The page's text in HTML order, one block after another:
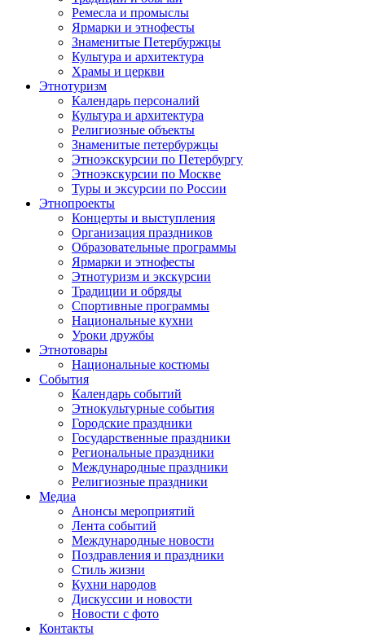
Ремесла и промыслы
Ярмарки и этнофесты
Знаменитые Петербуржцы
Культура и архитектура
Храмы и церкви
Этнотуризм
Календарь персоналий
Культура и архитектура
Религиозные объекты
Знаменитые петербуржцы
Этноэкскурсии по Петербургу
Этноэкскурсии по Москве
Туры и эксурсии по России
Этнопроекты
Концерты и выступления
Организация праздников
Образовательные программы
Ярмарки и этнофесты
Этнотуризм и экскурсии
Традиции и обряды
Спортивные программы
Национальные кухни
Уроки дружбы
Этнотовары
Национальные костюмы
События
Календарь событий
Этнокультурные события
Городские праздники
Государственные праздники
Региональные праздники
Международные праздники
Религиозные праздники
Медиа
Анонсы мероприятий
Лента событий
Международные новости
Поздравления и праздники
Cтиль жизни
Кухни народов
Дискуссии и новости
Новости с фото
Контакты